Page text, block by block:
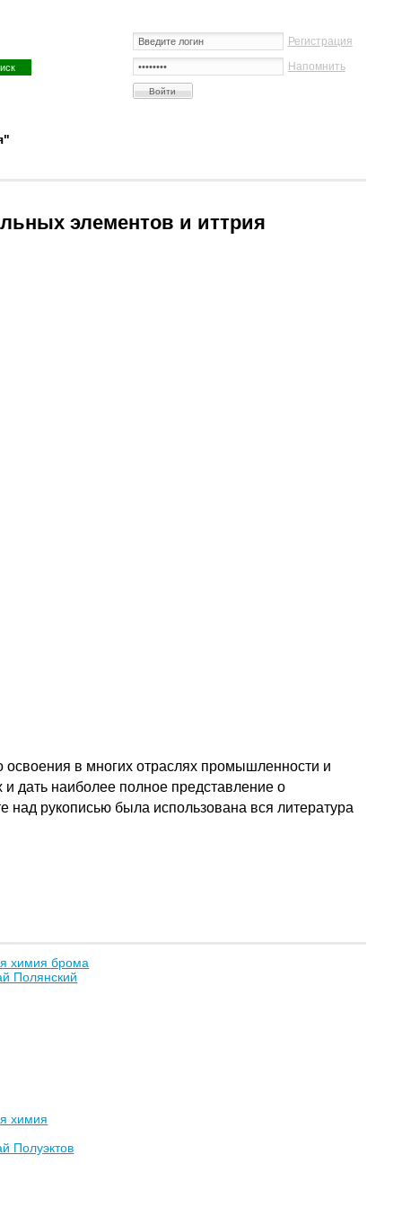
Регистрация
Напомнить
элементов и иттрия
освоения в многих отраслях промышленности и
дать наиболее полное представление о
над рукописью была использована вся литература
химия брома
Полянский
химия
Полуэктов